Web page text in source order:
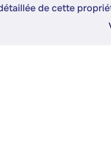
de cette